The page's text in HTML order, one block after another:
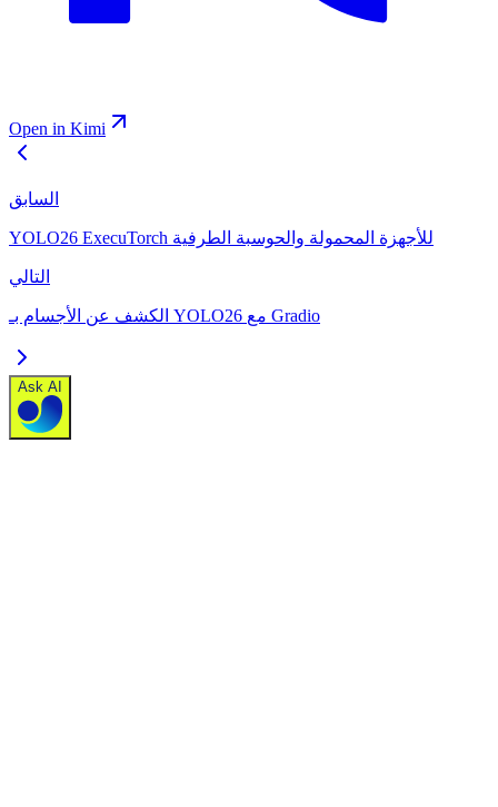
Open in Kimi
السابق
YOLO26 ExecuTorch للأجهزة المحمولة والحوسبة الطرفية
التالي
الكشف عن الأجسام بـ YOLO26 مع Gradio
Ask AI